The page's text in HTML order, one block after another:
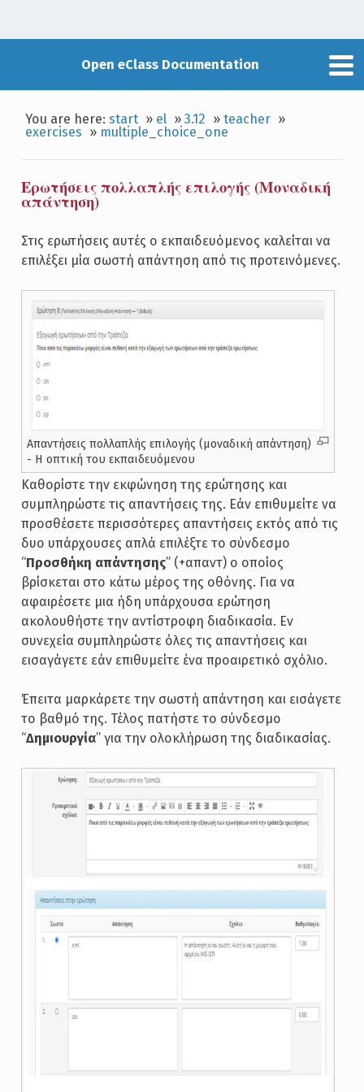
Open eClass Documentation
You are here:start » el »3.12 »teacher »
exercises » multiple_choice_one
Ερωτήσεις πολλαπλής επιλογής (Μοναδική
απάντηση)
Στις ερωτήσεις αυτές ο εκπαιδευόμενος καλείται να
επιλέξει μία σωστή απάντηση από τις προτεινόμενες.
Απαντήσεις πολλαπλής επιλογής (μοναδική απάντηση)
- Η οπτική του εκπαιδευόμενου
Καθορίστε την εκφώνηση της ερώτησης και
συμπληρώστε τις απαντήσεις της. Εάν επιθυμείτε να
προσθέσετε περισσότερες απαντήσεις εκτός από τις
δυο υπάρχουσες απλά επιλέξτε το σύνδεσμο
“Προσθήκη απάντησης” (+απαντ) ο οποίος
βρίσκεται στο κάτω μέρος της οθόνης. Για να
αφαιρέσετε μια ήδη υπάρχουσα ερώτηση
ακολουθήστε την αντίστροφη διαδικασία. Εν
συνεχεία συμπληρώστε όλες τις απαντήσεις και
εισαγάγετε εάν επιθυμείτε ένα προαιρετικό σχόλιο.
Έπειτα μαρκάρετε την σωστή απάντηση και εισάγετε
το βαθμό της. Τέλος πατήστε το σύνδεσμο
“Δημιουργία” για την ολοκλήρωση της διαδικασίας.